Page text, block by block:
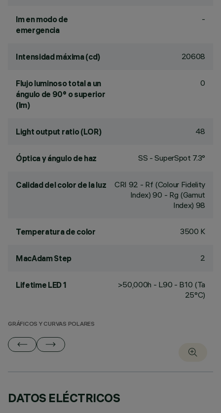
lm en modo de
emergencia
-
Intensidad máxima (cd) 20608
Flujo luminoso total a un
ángulo de 90° o superior
(lm)
0
Light output ratio (LOR) 48
Óptica y ángulo de haz SS - SuperSpot 7.3°
Calidad del color de la luz CRI 92 - Rf (Colour Fidelity
Index) 90 - Rg (Gamut
Index) 98
Temperatura de color 3500 K
MacAdam Step 2
Lifetime LED 1
>50,000h - L90 - B10 (Ta
25°C)
GRÁFICOS Y CURVAS POLARES
DATOS ELÉCTRICOS